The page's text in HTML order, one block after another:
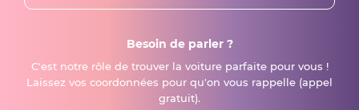
Besoin de parler ?
C'est notre rôle de trouver la voiture parfaite pour vous !
Laissez vos coordonnées pour qu'on vous rappelle (appel
gratuit).